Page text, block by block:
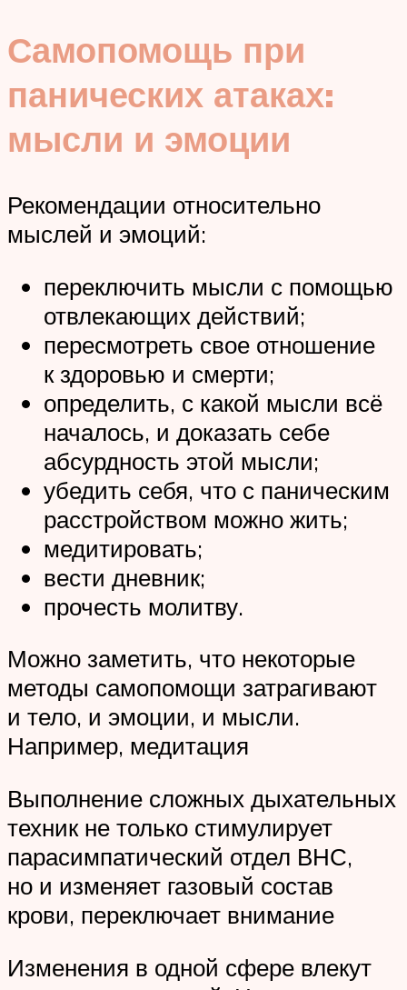
Самопомощь при
панических атаках:
мысли и эмоции
Рекомендации относительно
мыслей и эмоций:
переключить мысли с помощью
отвлекающих действий;
пересмотреть свое отношение
к здоровью и смерти;
определить, с какой мысли всё
началось, и доказать себе
абсурдность этой мысли;
убедить себя, что с паническим
расстройством можно жить;
медитировать;
вести дневник;
прочесть молитву.
Можно заметить, что некоторые
методы самопомощи затрагивают
и тело, и эмоции, и мысли.
Например, медитация
Выполнение сложных дыхательных
техник не только стимулирует
парасимпатический отдел ВНС,
но и изменяет газовый состав
крови, переключает внимание
Изменения в одной сфере влекут